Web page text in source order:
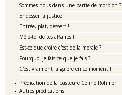
Sommes-nous dans une partie de morpion ?
Endosser la justice
Entrée, plat, dessert !
Mêle-toi de tes affaires !
Est-ce que croire c'est de la morale ?
Pourquoi je fais ce que je fais ?
C'est vraiment la galère en ce moment !
Prédication de la pasteure Céline Rohmer
Autres prédications